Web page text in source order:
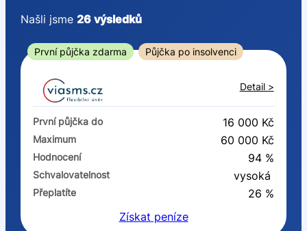
Od
První půjčka zdarma
–
ano
Ve zkušebce
Našli jsme26 výsledků
První půjčka zdarma Půjčka po insolvenci
Detail >
První půjčka do 16 000 Kč
Maximum 60 000 Kč
Hodnocení 94 %
Schvalovatelnost vysoká
Přeplatíte
26 %
Získat peníze